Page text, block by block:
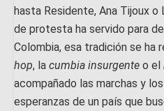
hasta Residente, Ana Tijoux
de protesta ha servido para
Colombia, esa tradición se ha
hop, la cumbia insurgente o el
acompañado las marchas y
esperanzas de un país que